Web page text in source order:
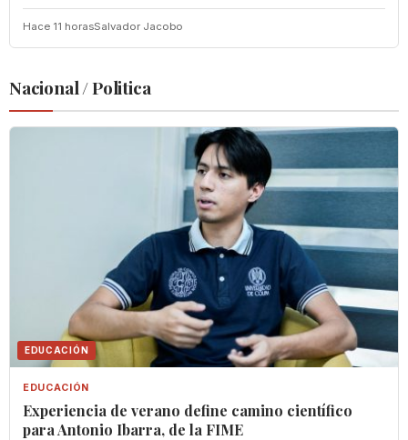
Hace 11 horasSalvador Jacobo
Nacional / Politica
EDUCACIÓN
EDUCACIÓN
Experiencia de verano define camino científico
para Antonio Ibarra, de la FIME